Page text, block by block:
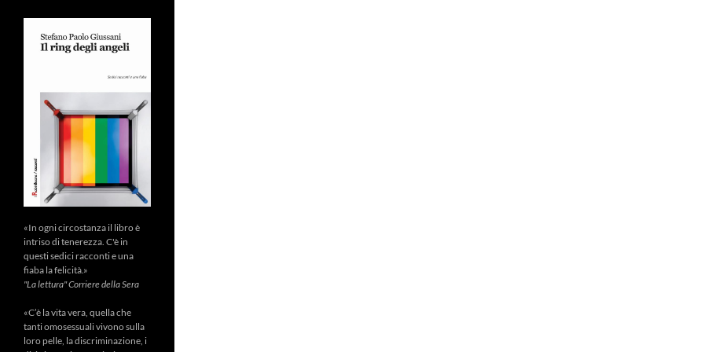
«In ogni circostanza il libro è
intriso di tenerezza. C'è in
questi sedici racconti e una
fiaba la felicità.»
"La lettura" Corriere della Sera
«C’è la vita vera, quella che
tanti omosessuali vivono sulla
loro pelle, la discriminazione, i